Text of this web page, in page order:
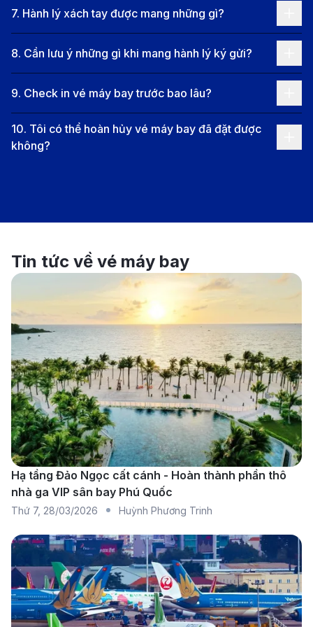
cuối là Minneapolis.
Korean Air
và Delta Air Lines khai thác chặng bay này với
điểm dừng tại Seoul trước khi đến điểm cuối là
Các hãng hàng không khai thác tuyến bay
Đà Lạt - Minneapolis
chọn cho hành khách:
Vietnam Airlines:
Nam với chất lượng dịch vụ được công nhận đạt
chuẩn, mang đến trải nghiệm bay thoải mái với ghế
ngồi rộng rãi, suất ăn đa dạng và hành lý ký gửi
miễn phí tùy hạng vé. Hãng khai thác nhiều chặng
nội địa từ Đà Lạt đến Hà Nội, TP. Hồ Chí Minh,
giúp hành khách dễ dàng nối chuyến quốc tế.
Korean Air:Một trong những hãng hàng không
hàng đầu châu Á, nổi bật với đội bay hiện đại, dịch
vụ cao cấp và hệ thống giải trí phong phú. Hành
khách sẽ quá cảnh tại sân bay Incheon (ICN), nơi
được đánh giá là một trong những sân bay hàng
đầu thế giới. Sân bay có cơ sở vật chất tiện nghi và
quy trình làm thủ tục nhanh chóng.
Delta Air Lines:
Hãng hàng không lớn của Mỹ với
mạng lưới bay rộng khắp được đánh giá cao về
chất lượng phục vụ. Đặc biệt, trên các chuyến bay
7. Hành lý xách tay được mang những gì?
8. Cần lưu ý những gì khi mang hành lý ký gửi?
9. Check in vé máy bay trước bao lâu?
10. Tôi có thể hoàn hủy vé máy bay đã đặt được
không?
Tin tức về vé máy bay
Hạ tầng Đảo Ngọc cất cánh - Hoàn thành phần thô
nhà ga VIP sân bay Phú Quốc
Thứ 7, 28/03/2026 Huỳnh Phương Trinh